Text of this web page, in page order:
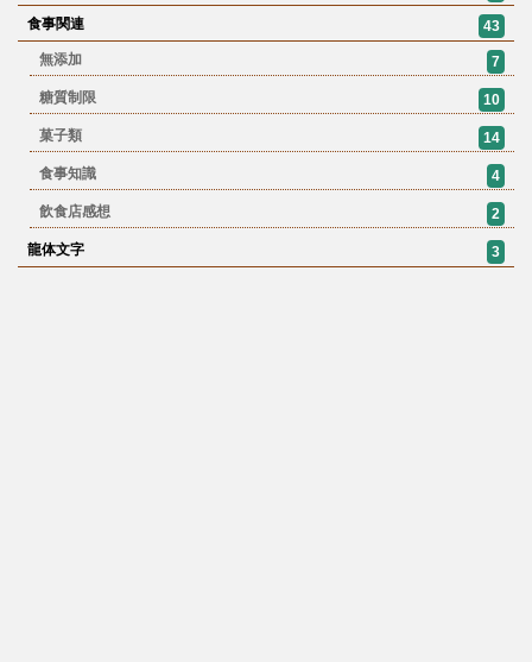
食事関連
43
無添加
7
糖質制限 10
菓子類 14
食事知識 4
飲食店感想 2
龍体文字 3